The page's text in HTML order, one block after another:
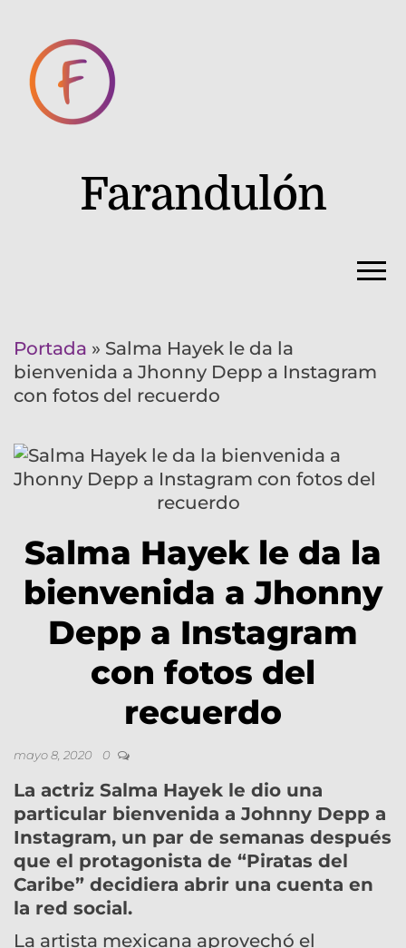
Farandulón
Portada » Salma Hayek le da la
bienvenida a Jhonny Depp a Instagram
con fotos del recuerdo
Salma Hayek le da la
bienvenida a Jhonny
Depp a Instagram
con fotos del
recuerdo
mayo 8, 2020 0
La actriz Salma Hayek le dio una
particular bienvenida a Johnny Depp a
Instagram, un par de semanas después
que el protagonista de “Piratas del
Caribe” decidiera abrir una cuenta en
la red social.
La artista mexicana aprovechó el